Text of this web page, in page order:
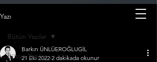
Yazı
Bütün Yazılar
Bütün Yazılar
Barkın ÜNLÜEROĞLUGİL
21 Eki 2022 2 dakikada okunur